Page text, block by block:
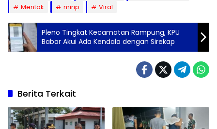
Mentok
mirip Viral
Pleno Tingkat Kecamatan Rampung, KPU
Babar Akui Ada Kendala dengan Sirekap
Berita Terkait